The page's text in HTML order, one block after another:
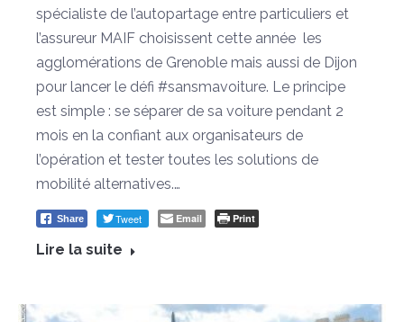
spécialiste de l’autopartage entre particuliers et
l’assureur MAIF choisissent cette année les
agglomérations de Grenoble mais aussi de Dijon
pour lancer le défi #sansmavoiture. Le principe
est simple : se séparer de sa voiture pendant 2
mois en la confiant aux organisateurs de
l’opération et tester toutes les solutions de
mobilité alternatives.…
Share Tweet Email Print
Lire la suite